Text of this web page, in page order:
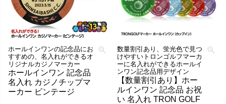
ホールインワンの記念品にお
すすめの、名入れができるオ
リジナルカジノマーカー
ホールインワン 記念品
名入れ カジノチップマ
ーカー ビンテージ
数量割引あり、蛍光色で見つ
けやすいトロンゴルフマーカ
ーに名入れができるホールイ
ンワン記念品用デザイン
【数量割引あり】ホー
ルインワン 記念品 お祝
い 名入れ TRON GOLF